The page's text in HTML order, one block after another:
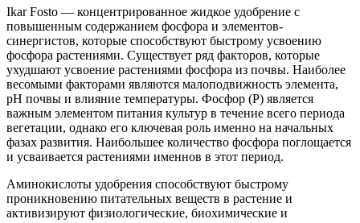
Ikar Fosto — концентрированное жидкое удобрение с
повышенным содержанием фосфора и элементов-
синергистов, которые способствуют быстрому усвоению
фосфора растениями. Существует ряд факторов, которые
ухудшают усвоение растениями фосфора из почвы. Наиболее
весомыми факторами являются малоподвижность элемента,
рН почвы и влияние температуры. Фосфор (Р) является
важным элементом питания культур в течение всего периода
вегетации, однако его ключевая роль именно на начальных
фазах развития. Наибольшее количество фосфора поглощается
и усваивается растениями именнов в этот период.
Аминокислоты удобрения способствуют быстрому
проникновению питательных веществ в растение и
активизируют физиологические, биохимические и